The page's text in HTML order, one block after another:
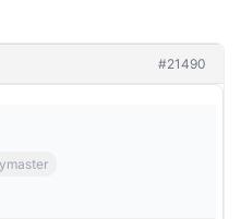
#21490